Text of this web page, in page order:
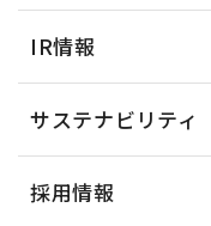
IR情報
サステナビリティ
採用情報